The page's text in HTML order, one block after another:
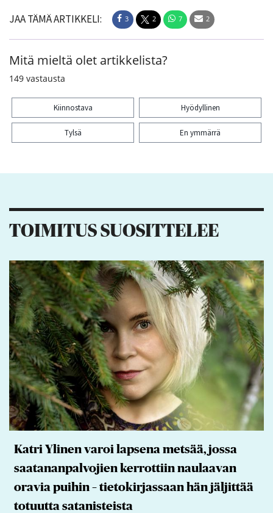
JAA TÄMÄ ARTIKKELI: 3 2 7 2
Mitä mieltä olet artikkelista?
149 vastausta
Kiinnostava Hyödyllinen
Tylsä En ymmärrä
TOIMITUS SUOSITTELEE
Katri Ylinen varoi lapsena metsää, jossa
saatananpalvojien kerrottiin naulaavan
oravia puihin – tietokirjassaan hän jäljittää
totuutta satanisteista